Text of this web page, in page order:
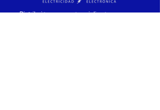
Distribuimos, comercializamos y